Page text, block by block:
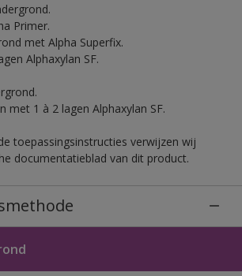
Primer.
met Alpha Superfix.
Alphaxylan SF.
met 1 à 2 lagen Alphaxylan SF.
toepassingsinstructies verwijzen wij
documentatieblad van dit product.